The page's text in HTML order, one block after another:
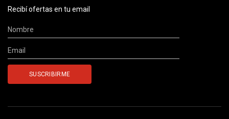
Recibí ofertas en tu email